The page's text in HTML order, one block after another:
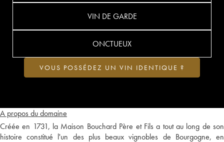
A propos du domaine
Créée en 1731, la Maison Bouchard Père et Fils a tout au long de son
histoire constitué l'un des plus beaux vignobles de Bourgogne, en
VIN DE GARDE
ONCTUEUX
VOUS POSSÉDEZ UN VIN IDENTIQUE ?